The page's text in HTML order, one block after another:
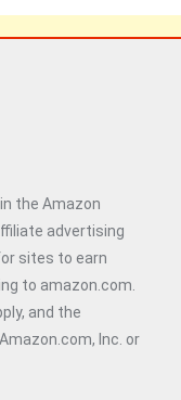
the Amazon
advertising
sites to earn
to amazon.com.
and the
Inc. or